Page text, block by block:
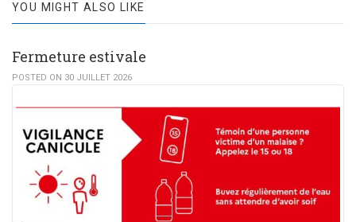
YOU MIGHT ALSO LIKE
Fermeture estivale
POSTED ON 30 JUILLET 2026